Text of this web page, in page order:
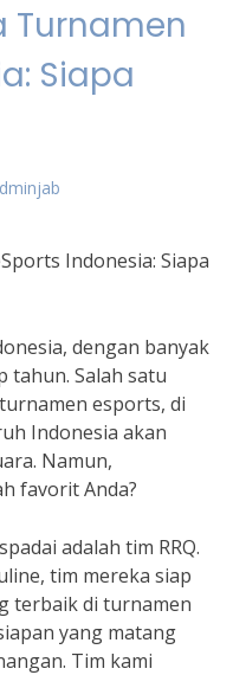
Turnamen
Siapa
Indonesia: Siapa
dengan banyak
tahun. Salah satu
esports, di
Indonesia akan
Namun,
favorit Anda?
adalah tim RRQ.
tim mereka siap
terbaik di turnamen
yang matang
Tim kami